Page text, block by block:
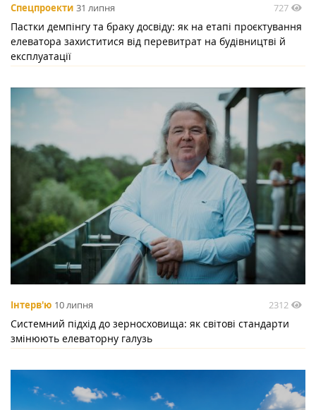
Спецпроекти 31 липня 727
Пастки демпінгу та браку досвіду: як на етапі проєктування
елеватора захиститися від перевитрат на будівництві й
експлуатації
Інтерв'ю 10 липня 2312
Системний підхід до зерносховища: як світові стандарти
змінюють елеваторну галузь